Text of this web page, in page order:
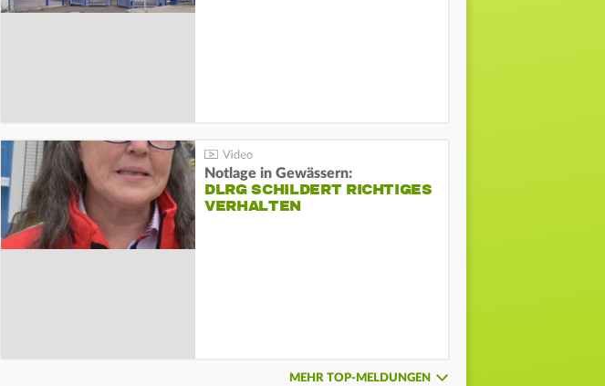
Notlage in Gewässern:
DLRG SCHILDERT RICHTIGES
VERHALTEN
MEHR TOP-MELDUNGEN